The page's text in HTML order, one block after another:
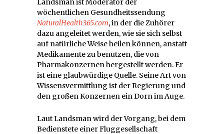
Landsman ist Moderator der
wöchentlichen Gesundheitssendung
NaturalHealth365.com, in der die Zuhörer
dazu angeleitet werden, wie sie sich selbst
auf natürliche Weise heilen können, anstatt
Medikamente zu benutzen, die von
Pharmakonzernen hergestellt werden. Er
ist eine glaubwürdige Quelle. Seine Art von
Wissensvermittlung ist der Regierung und
den großen Konzernen ein Dorn im Auge.
Laut Landsman wird der Vorgang, bei dem
Bedienstete einer Fluggesellschaft